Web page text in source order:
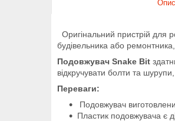
Опис
Оригінальний пристрій для
будівельника або
Подовжувач Snake Bit
відкручувати болти та
Переваги:
Подовжувач
Пластик подовжувача є